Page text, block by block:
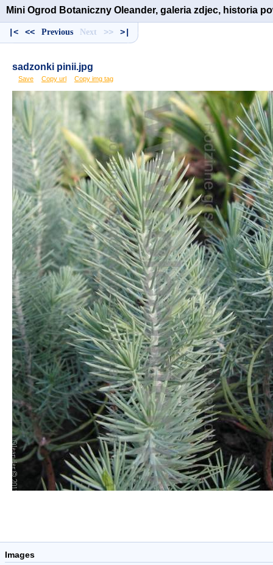
Mini Ogrod Botaniczny Oleander, galeria zdjec, historia
|< << Previous Next >> >|
sadzonki pinii.jpg
Save Copy url Copy img tag
Images